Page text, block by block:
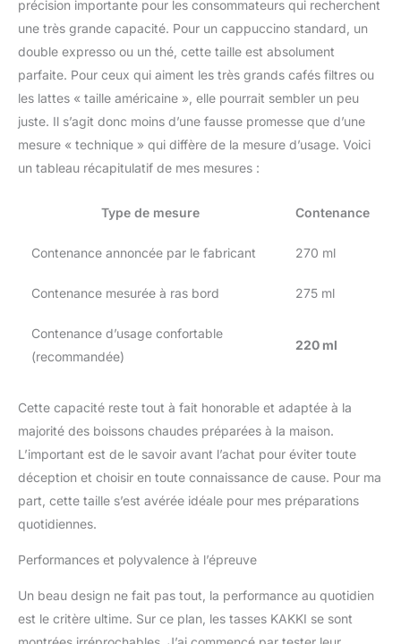
précision importante pour les consommateurs qui recherchent
une très grande capacité. Pour un cappuccino standard, un
double expresso ou un thé, cette taille est absolument
parfaite. Pour ceux qui aiment les très grands cafés filtres ou
les lattes « taille américaine », elle pourrait sembler un peu
juste. Il s’agit donc moins d’une fausse promesse que d’une
mesure « technique » qui diffère de la mesure d’usage. Voici
un tableau récapitulatif de mes mesures :
Type de mesure Contenance
Contenance annoncée par le fabricant 270 ml
Contenance mesurée à ras bord 275 ml
Contenance d’usage confortable
(recommandée)
220 ml
Cette capacité reste tout à fait honorable et adaptée à la
majorité des boissons chaudes préparées à la maison.
L’important est de le savoir avant l’achat pour éviter toute
déception et choisir en toute connaissance de cause. Pour ma
part, cette taille s’est avérée idéale pour mes préparations
quotidiennes.
Performances et polyvalence à l’épreuve
Un beau design ne fait pas tout, la performance au quotidien
est le critère ultime. Sur ce plan, les tasses KAKKI se sont